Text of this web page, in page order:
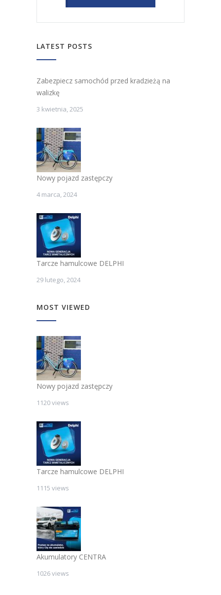
LATEST POSTS
Zabezpiecz samochód przed kradzieżą na
walizkę
3 kwietnia, 2025
Nowy pojazd zastępczy
4 marca, 2024
Tarcze hamulcowe DELPHI
29 lutego, 2024
MOST VIEWED
Nowy pojazd zastępczy
1120 views
Tarcze hamulcowe DELPHI
1115 views
Akumulatory CENTRA
1026 views